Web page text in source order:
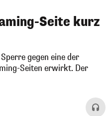
Seite kurz
gegen eine der
Seiten erwirkt. Der